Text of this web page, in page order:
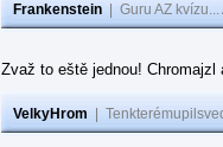
Frankenstein Guru AZ
Zvaž to eště jednou!
VelkyHrom